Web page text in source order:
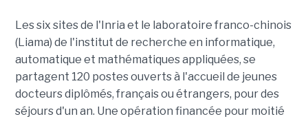
Les six sites de l'Inria et le laboratoire franco-chinois
(Liama) de l'institut de recherche en informatique,
automatique et mathématiques appliquées, se
partagent 120 postes ouverts à l'accueil de jeunes
docteurs diplômés, français ou étrangers, pour des
séjours d'un an. Une opération financée pour moitié